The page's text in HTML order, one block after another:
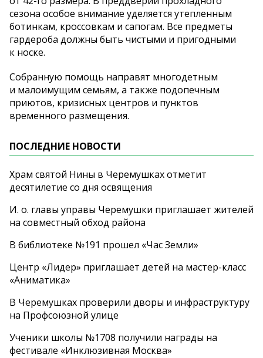
сезона особое внимание уделяется утепленным
ботинкам, кроссовкам и сапогам. Все предметы
гардероба должны быть чистыми и пригодными
к носке.
Собранную помощь направят многодетным
и малоимущим семьям, а также подопечным
приютов, кризисных центров и пунктов
временного размещения.
ПОСЛЕДНИЕ НОВОСТИ
Храм святой Нины в Черемушках отметит
десятилетие со дня освящения
И. о. главы управы Черемушки приглашает жителей
на совместный обход района
В библиотеке №191 прошел «Час Земли»
Центр «Лидер» приглашает детей на мастер-класс
«Аниматика»
В Черемушках проверили дворы и инфраструктуру
на Профсоюзной улице
Ученики школы №1708 получили награды на
фестивале «Инклюзивная Москва»